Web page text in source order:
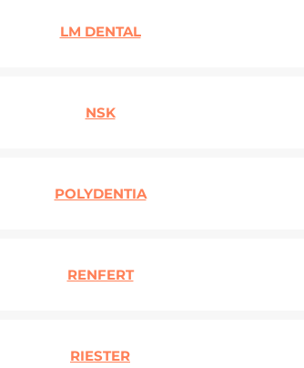
LM DENTAL
NSK
POLYDENTIA
RENFERT
RIESTER